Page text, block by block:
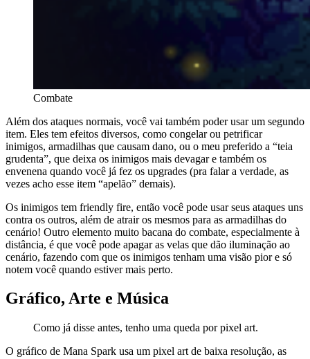
Combate
Além dos ataques normais, você vai também poder usar um segundo
item. Eles tem efeitos diversos, como congelar ou petrificar
inimigos, armadilhas que causam dano, ou o meu preferido a “teia
grudenta”, que deixa os inimigos mais devagar e também os
envenena quando você já fez os upgrades (pra falar a verdade, as
vezes acho esse item “apelão” demais).
Os inimigos tem friendly fire, então você pode usar seus ataques uns
contra os outros, além de atrair os mesmos para as armadilhas do
cenário! Outro elemento muito bacana do combate, especialmente à
distância, é que você pode apagar as velas que dão iluminação ao
cenário, fazendo com que os inimigos tenham uma visão pior e só
notem você quando estiver mais perto.
Gráfico, Arte e Música
Como já disse antes, tenho uma queda por pixel art.
O gráfico de Mana Spark usa um pixel art de baixa resolução, as